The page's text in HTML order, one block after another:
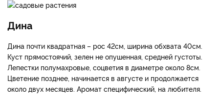
Дина
Дина почти квадратная – рос 42см, ширина обхвата 40см.
Куст прямостоячий, зелен не опушенная, средней густоты.
Лепестки полумахровые, соцветия в диаметре около 8см.
Цветение позднее, начинается в августе и продолжается
около двух месяцев. Аромат специфический, на любителя.